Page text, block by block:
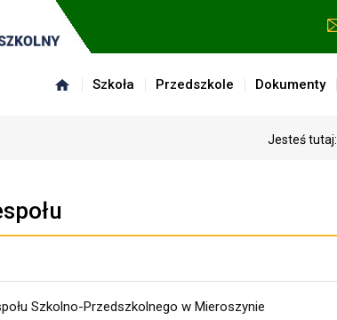
Szkoła Przedszkole Dokumenty
Jesteś tutaj:
Szkolno-Przedszkolnego w Mieroszynie